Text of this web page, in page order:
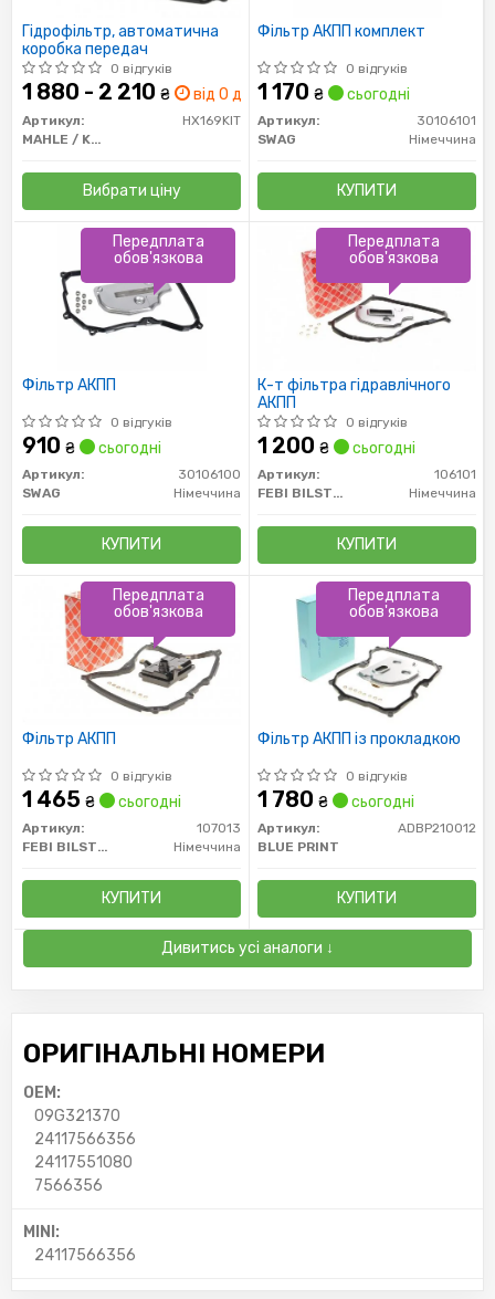
Гідрофільтр, автоматична
коробка передач
0 відгуків
1 880 - 2 210 ₴ від 0 дн.
Артикул:
HX169KIT
MAHLE / KNECHT
Вибрати ціну
Фільтр АКПП комплект
0 відгуків
1 170 ₴ сьогодні
Артикул:
30106101
SWAG
Німеччина
КУПИТИ
Фільтр АКПП
0 відгуків
910 ₴ сьогодні
Артикул:
30106100
SWAG
Німеччина
КУПИТИ
Передплата
обов'язкова
К-т фільтра гідравлічного
АКПП
0 відгуків
1 200 ₴ сьогодні
Артикул:
106101
FEBI BILSTEIN
Німеччина
КУПИТИ
Передплата
обов'язкова
Фільтр АКПП
0 відгуків
1 465 ₴ сьогодні
Артикул:
107013
FEBI BILSTEIN
Німеччина
КУПИТИ
Передплата
обов'язкова
Фільтр АКПП із прокладкою
0 відгуків
1 780 ₴ сьогодні
Артикул:
ADBP210012
BLUE PRINT
КУПИТИ
Передплата
обов'язкова
Дивитись усі аналоги ↓
ОРИГІНАЛЬНІ НОМЕРИ
OEM:
09G321370
24117566356
24117551080
7566356
MINI:
24117566356